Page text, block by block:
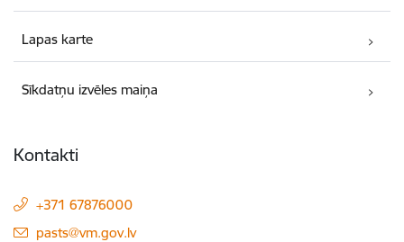
Lapas karte
Sīkdatņu izvēles maiņa
Kontakti
+371 67876000
E-pasts:
pasts@vm.gov.lv